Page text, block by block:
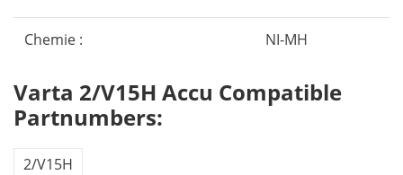
Chemie : NI-MH
Varta 2/V15H Accu Compatible
Partnumbers:
2/V15H